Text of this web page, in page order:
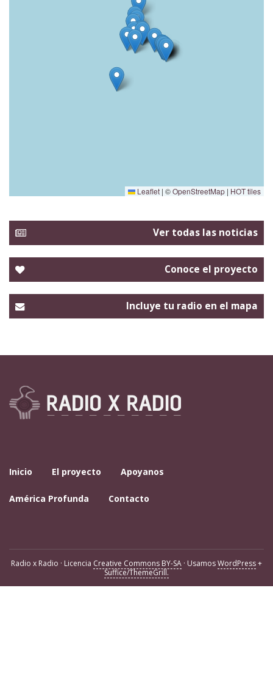
Leaflet | ©OpenStreetMap | HOT tiles
Ver todas las noticias
Conoce el proyecto
Incluye tu radio en el mapa
Inicio El proyecto Apoyanos
América Profunda Contacto
Radio x Radio · Licencia Creative Commons BY-SA · UsamosWordPress+
Suffice/ThemeGrill.